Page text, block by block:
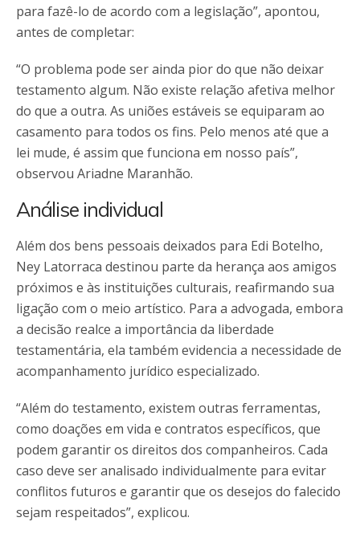
para fazê-lo de acordo com a legislação”, apontou,
antes de completar:
“O problema pode ser ainda pior do que não deixar
testamento algum. Não existe relação afetiva melhor
do que a outra. As uniões estáveis se equiparam ao
casamento para todos os fins. Pelo menos até que a
lei mude, é assim que funciona em nosso país”,
observou Ariadne Maranhão.
Análise individual
Além dos bens pessoais deixados para Edi Botelho,
Ney Latorraca destinou parte da herança aos amigos
próximos e às instituições culturais, reafirmando sua
ligação com o meio artístico. Para a advogada, embora
a decisão realce a importância da liberdade
testamentária, ela também evidencia a necessidade de
acompanhamento jurídico especializado.
“Além do testamento, existem outras ferramentas,
como doações em vida e contratos específicos, que
podem garantir os direitos dos companheiros. Cada
caso deve ser analisado individualmente para evitar
conflitos futuros e garantir que os desejos do falecido
sejam respeitados”, explicou.